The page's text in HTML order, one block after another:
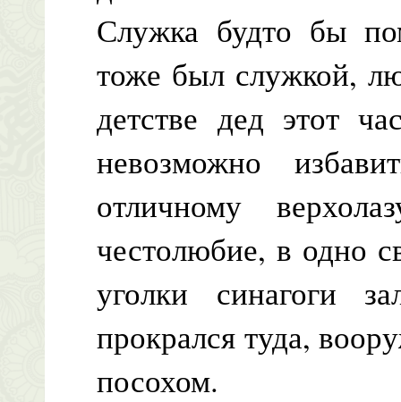
Служка будто бы
тоже был служкой,
детстве дед этот
невозможно
отличному
честолюбие, в одно
уголки синагоги
прокрался туда,
посохом.